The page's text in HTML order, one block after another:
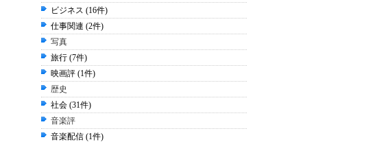
ビジネス (16件)
仕事関連 (2件)
写真
旅行 (7件)
映画評 (1件)
歴史
社会 (31件)
音楽評
音楽配信 (1件)